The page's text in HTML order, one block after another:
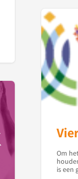
Om
is een